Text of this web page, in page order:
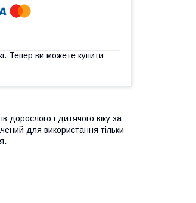
Тепер ви можете купити
дорослого і дитячого віку за
для використання тільки